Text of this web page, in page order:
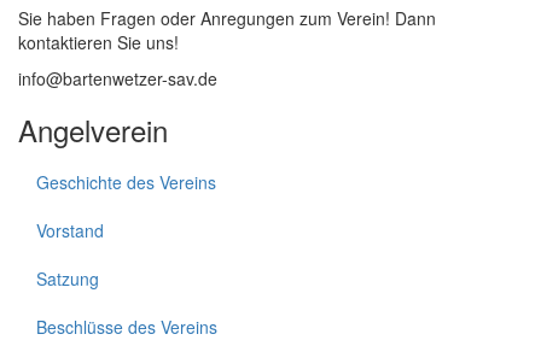
Sie haben Fragen oder Anregungen zum Verein! Dann
kontaktieren Sie uns!
info@bartenwetzer-sav.de
Angelverein
Geschichte des Vereins
Vorstand
Satzung
Beschlüsse des Vereins